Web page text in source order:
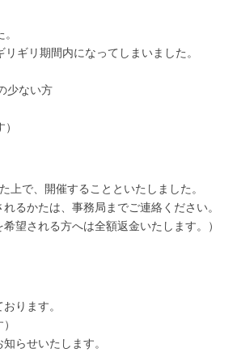
ギリ期間内になってしまいました。
少ない方
上で、開催することといたしました。
るかたは、事務局までご連絡ください。
望される方へは全額返金いたします。）
ります。
らせいたします。